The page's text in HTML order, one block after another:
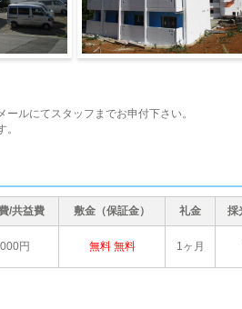
ルにてスタッフまでお申付下さい。
/共益費 敷金（保証金） 礼金 採
円 無料 無料 1ヶ月